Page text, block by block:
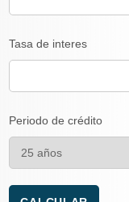
Tasa de interes
Periodo de crédito